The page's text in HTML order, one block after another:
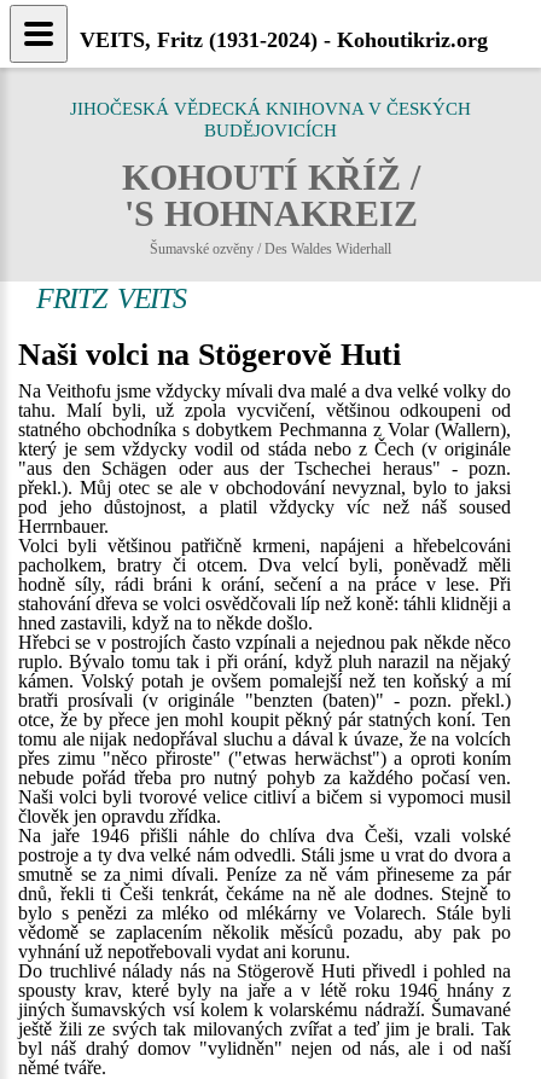
JIHOČESKÁ VĚDECKÁ KNIHOVNA V ČESKÝCH
BUDĚJOVICÍCH
KOHOUTÍ KŘÍŽ /
'S HOHNAKREIZ
Šumavské ozvěny / Des Waldes Widerhall
FRITZ VEITS
Naši volci na Stögerově Huti
Na Veithofu jsme vždycky mívali dva malé a dva velké volky do
tahu. Malí byli, už zpola vycvičení, většinou odkoupeni od
statného obchodníka s dobytkem Pechmanna z Volar (Wallern),
který je sem vždycky vodil od stáda nebo z Čech (v originále
"aus den Schägen oder aus der Tschechei heraus" - pozn.
překl.). Můj otec se ale v obchodování nevyznal, bylo to jaksi
pod jeho důstojnost, a platil vždycky víc než náš soused
Herrnbauer.
Volci byli většinou patřičně krmeni, napájeni a hřebelcováni
pacholkem, bratry či otcem. Dva velcí byli, poněvadž měli
hodně síly, rádi bráni k orání, sečení a na práce v lese. Při
stahování dřeva se volci osvědčovali líp než koně: táhli klidněji a
hned zastavili, když na to někde došlo.
Hřebci se v postrojích často vzpínali a nejednou pak někde něco
ruplo. Bývalo tomu tak i při orání, když pluh narazil na nějaký
kámen. Volský potah je ovšem pomalejší než ten koňský a mí
bratři prosívali (v originále "benzten (baten)" - pozn. překl.)
otce, že by přece jen mohl koupit pěkný pár statných koní. Ten
tomu ale nijak nedopřával sluchu a dával k úvaze, že na volcích
přes zimu "něco přiroste" ("etwas herwächst") a oproti koním
nebude pořád třeba pro nutný pohyb za každého počasí ven.
Naši volci byli tvorové velice citliví a bičem si vypomoci musil
člověk jen opravdu zřídka.
Na jaře 1946 přišli náhle do chlíva dva Češi, vzali volské
postroje a ty dva velké nám odvedli. Stáli jsme u vrat do dvora a
smutně se za nimi dívali. Peníze za ně vám přineseme za pár
dnů, řekli ti Češi tenkrát, čekáme na ně ale dodnes. Stejně to
bylo s penězi za mléko od mlékárny ve Volarech. Stále byli
vědomě se zaplacením několik měsíců pozadu, aby pak po
vyhnání už nepotřebovali vydat ani korunu.
Do truchlivé nálady nás na Stögerově Huti přivedl i pohled na
spousty krav, které byly na jaře a v létě roku 1946 hnány z
jiných šumavských vsí kolem k volarskému nádraží. Šumavané
ještě žili ze svých tak milovaných zvířat a teď jim je brali. Tak
byl náš drahý domov "vylidněn" nejen od nás, ale i od naší
němé tváře.
VEITS, Fritz (1931-2024) - Kohoutikriz.org